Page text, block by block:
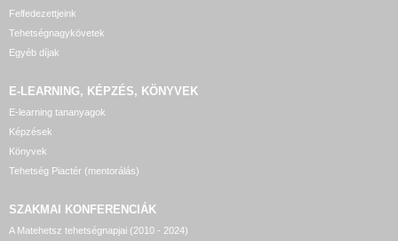
Felfedezettjeink
Tehetségnagykövetek
Egyéb díjak
E-LEARNING, KÉPZÉS, KÖNYVEK
E-learning tananyagok
Képzések
Könyvek
Tehetség Piactér (mentorálás)
SZAKMAI KONFERENCIÁK
A Matehetsz tehetségnapjai (2010 - 2024)